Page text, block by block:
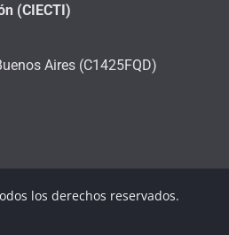
(CIECTI)
Aires (C1425FQD)
los derechos reservados.